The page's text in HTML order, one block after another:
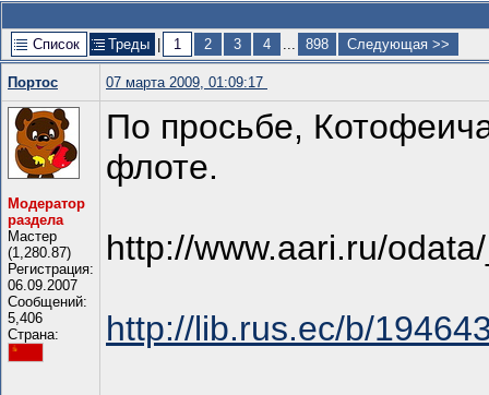
Список Треды 1 2 3 4 ... 898 Следующая >>
Портос 07 марта 2009, 01:09:17
Модератор
раздела
Мастер
(1,280.87)
Регистрация:
06.09.2007
Сообщений:
5,406
Страна:
По просьбе,
флоте.
http://www.aari.ru/
http://lib.rus.ec/b/